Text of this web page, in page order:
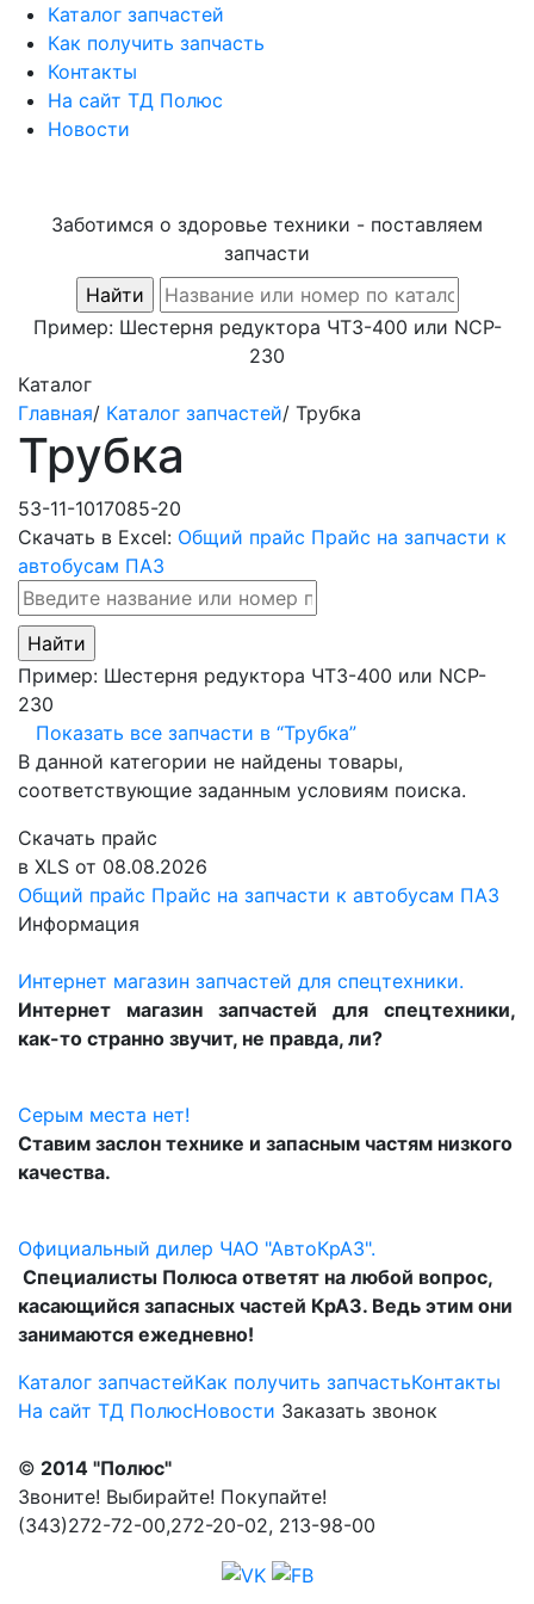
Каталог запчастей
Как получить запчасть
Контакты
На сайт ТД Полюс
Новости
Заботимся о здоровье техники - поставляем
запчасти
Пример: Шестерня редуктора ЧТЗ-400 или NCP-
230
Каталог
Главная/ Каталог запчастей/ Трубка
Трубка
53-11-1017085-20
Скачать в Excel: Общий прайс Прайс на запчасти к
автобусам ПАЗ
Пример: Шестерня редуктора ЧТЗ-400 или NCP-
230
Показать все запчасти в “Трубка”
В данной категории не найдены товары,
соответствующие заданным условиям поиска.
Скачать прайс
в XLS от 08.08.2026
Общий прайс Прайс на запчасти к автобусам ПАЗ
Информация
Интернет магазин запчастей для спецтехники.
Интернет магазин запчастей для спецтехники,
как-то странно звучит, не правда, ли?
Серым места нет!
Ставим заслон технике и запасным частям низкого
качества.
Официальный дилер ЧАО "АвтоКрАЗ".
Специалисты Полюса ответят на любой вопрос,
касающийся запасных частей КрАЗ. Ведь этим они
занимаются ежедневно!
Каталог запчастейКак получить запчастьКонтакты
На сайт ТД ПолюсНовости Заказать звонок
© 2014 "Полюс"
Звоните! Выбирайте! Покупайте!
(343)272-72-00,272-20-02, 213-98-00